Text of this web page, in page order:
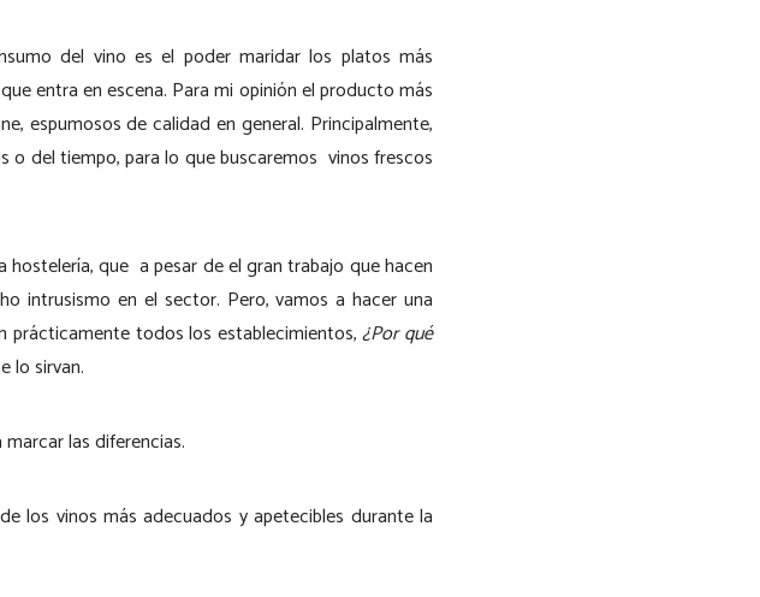
del vino es el poder maridar los platos más
entra en escena. Para mi opinión el producto más
espumosos de calidad en general. Principalmente,
o del tiempo, para lo que buscaremos vinos frescos
que a pesar de el gran trabajo que hacen
intrusismo en el sector. Pero, vamos a hacer una
prácticamente todos los establecimientos,¿Por qué
lo sirvan.
las diferencias.
los vinos más adecuados y apetecibles durante la